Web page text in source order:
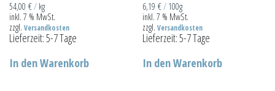
54,00 €/ kg
inkl. 7 % MwSt.
zzgl. Versandkosten
Lieferzeit:5-7 Tage
In den Warenkorb
6,19€/ 100g
inkl. 7 % MwSt.
zzgl.Versandkosten
Lieferzeit:5-7 Tage
In den Warenkorb